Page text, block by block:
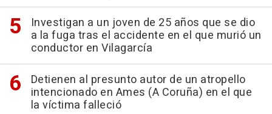
Investigan a un joven de 25 años que se dio
a la fuga tras el accidente en el que murió un
conductor en Vilagarcía
Detienen al presunto autor de un atropello
intencionado en Ames (A Coruña) en el que
la víctima falleció